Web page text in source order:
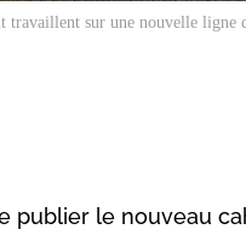
travaillent sur une nouvelle
publier le nouveau